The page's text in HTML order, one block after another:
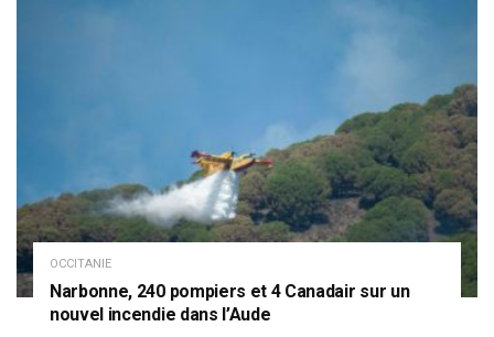
OCCITANIE
Narbonne, 240 pompiers et 4 Canadair sur un
nouvel incendie dans l’Aude